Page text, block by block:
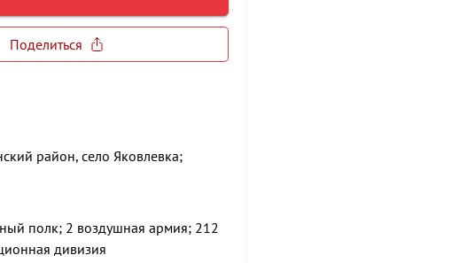
Поделиться
район, село Яковлевка;
полк; 2 воздушная армия; 212
дивизия